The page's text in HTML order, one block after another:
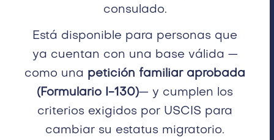
consulado.
Está disponible para personas que
ya cuentan con una base válida —
como una petición familiar aprobada
(Formulario I-130)— y cumplen los
criterios exigidos por USCIS para
cambiar su estatus migratorio.